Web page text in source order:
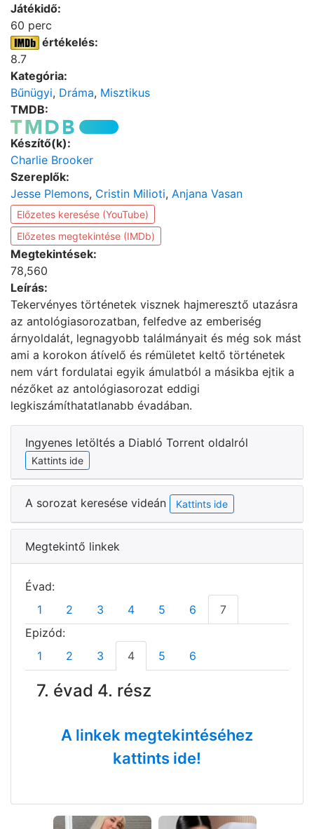
Játékidő:
60 perc
értékelés:
8.7
Kategória:
Bűnügyi, Dráma, Misztikus
TMDB:
Készítő(k):
Charlie Brooker
Szereplők:
Jesse Plemons, Cristin Milioti, Anjana Vasan
Előzetes keresése (YouTube)
Előzetes megtekintése (IMDb)
Megtekintések:
78,560
Leírás:
Tekervényes történetek visznek hajmeresztő utazásra
az antológiasorozatban, felfedve az emberiség
árnyoldalát, legnagyobb találmányait és még sok mást
ami a korokon átívelő és rémületet keltő történetek
nem várt fordulatai egyik ámulatból a másikba ejtik a
nézőket az antológiasorozat eddigi
legkiszámíthatatlanabb évadában.
Ingyenes letöltés a Diabló Torrent oldalról
Kattints ide
A sorozat keresése videán Kattints ide
Megtekintő linkek
Évad:
1
2 3 4 5 6
7
Epizód:
1
2 3 4 5 6
7. évad 4. rész
A linkek megtekintéséhez
kattints ide!